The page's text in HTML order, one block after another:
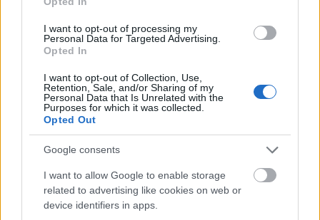
I want to opt-out of processing my
Personal Data for Targeted Advertising.
Opted In
I want to opt-out of Collection, Use,
Retention, Sale, and/or Sharing of my
Personal Data that Is Unrelated with the
Purposes for which it was collected.
Opted Out
Google consents
I want to allow Google to enable storage
related to advertising like cookies on web or
device identifiers in apps.
jaktstarten
normalen og bidro til at Norge tok gull på mixed
stafetten. På damestafetten ble Norge nummer
fire. Nå sikret hun seg altså ytterligere en
individuell medalje, og reiser hjem fra OL i Beijing
med fem medaljer totalt: tre gull og to bronse.
satt opp lørdag 19. februar. Men konkurransen
måtte flyttes fram på grunn av dårlig vær. Det er
meldt svært mye vind og ekstremt kaldt på lørdag.